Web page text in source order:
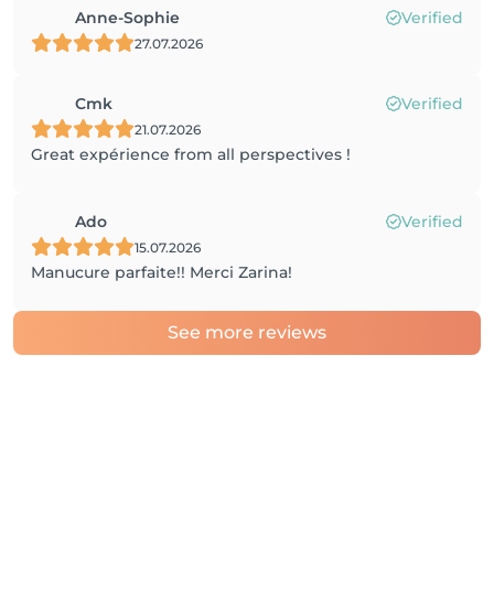
Anne-Sophie Verified
27.07.2026
Cmk Verified
21.07.2026
Great expérience from all perspectives !
Ado Verified
15.07.2026
Manucure parfaite!! Merci Zarina!
See more reviews